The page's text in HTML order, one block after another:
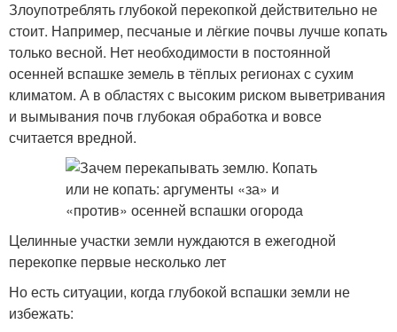
Злоупотреблять глубокой перекопкой действительно не
стоит. Например, песчаные и лёгкие почвы лучше копать
только весной. Нет необходимости в постоянной
осенней вспашке земель в тёплых регионах с сухим
климатом. А в областях с высоким риском выветривания
и вымывания почв глубокая обработка и вовсе
считается вредной.
Целинные участки земли нуждаются в ежегодной
перекопке первые несколько лет
Но есть ситуации, когда глубокой вспашки земли не
избежать: